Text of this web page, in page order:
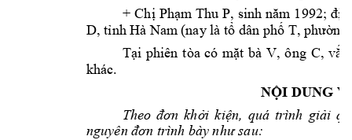
+ Chị Phạm Thu P, sinh năm 1992; địa
D, tỉnh Hà Nam (nay là tổ dân phố T, phườn
Tại phiên tòa có mặt bà V, ông C,
khác.
NỘI DUNG V
Theo đơn khởi kiện, quá trình giải
nguyên đơn trình bày như sau: